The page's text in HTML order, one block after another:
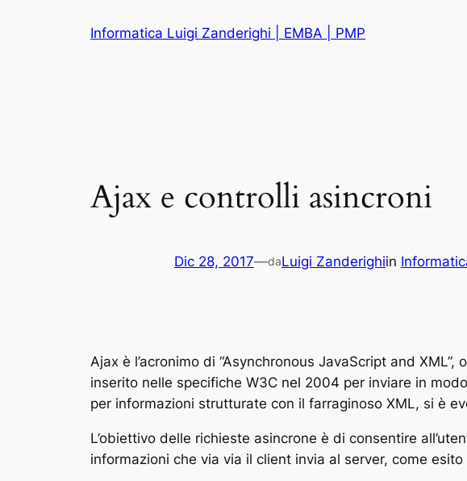
Informatica Luigi Zanderighi | EMBA | PMP
Ajax e controlli asincroni
Dic 28, 2017—daLuigi Zanderighiin
Ajax è l’acronimo di “Asynchronous JavaScript and
inserito nelle specifiche W3C nel 2004 per inviare in
per informazioni strutturate con il farraginoso XML, si è
L’obiettivo delle richieste asincrone è di consentire
informazioni che via via il client invia al server, come